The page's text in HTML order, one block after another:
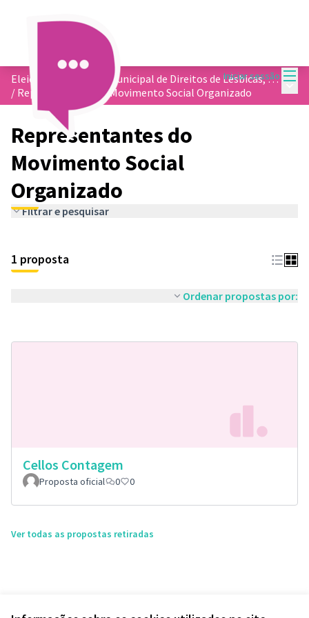
Iniciar sessão
Eleição do Conselho Municipal de Direitos de Lésbicas, Gays, Bissexuais, Travestis e Transexuais - COMDLGBT
/ Representantes do Movimento Social Organizado
Representantes do
Movimento Social
Organizado
Filtrar e pesquisar
1 proposta
Ordenar propostas por:
Cellos Contagem
Proposta oficial 0 0
Ver todas as propostas retiradas